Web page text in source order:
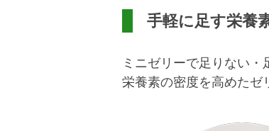
手軽に足す栄養
ミニゼリーで足りない・
栄養素の密度を高めたゼ